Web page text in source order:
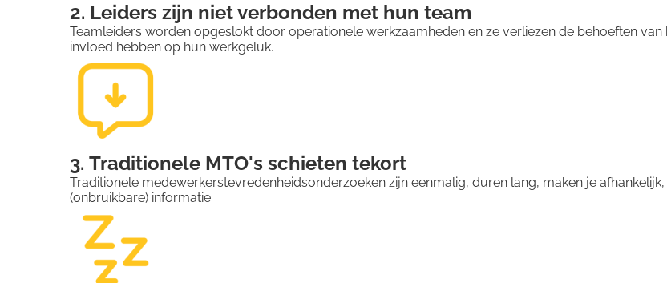
2. Leiders zijn niet verbonden met hun team
Teamleiders worden opgeslokt door operationele werkzaamheden en ze verliezen de behoeften
invloed hebben op hun werkgeluk.
3. Traditionele MTO's schieten tekort
Traditionele medewerkerstevredenheidsonderzoeken zijn eenmalig, duren lang, maken je
(onbruikbare) informatie.